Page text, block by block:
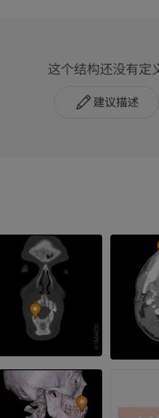
这个结构还没有定
建议描述